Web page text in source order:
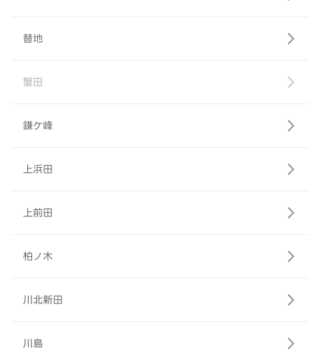
替地
蟹田
鎌ケ峰
上浜田
上前田
柏ノ木
川北新田
川島